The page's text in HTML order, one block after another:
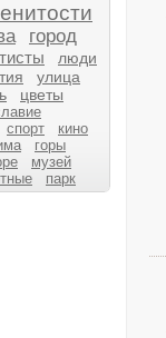
город
люди
улица
цветы
спорт
кино
горы
музей
парк